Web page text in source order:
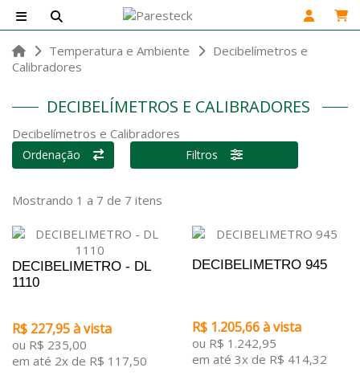
Temperatura e Ambiente
Decibelímetros e
Calibradores
DECIBELÍMETROS E CALIBRADORES
Decibelímetros e Calibradores
Ordenação Filtros
Mostrando 1 a 7 de 7 itens
DECIBELIMETRO - DL
1110
R$ 227,95 à vista
ou R$ 235,00
em até 2x de R$ 117,50
DECIBELIMETRO 945
R$ 1.205,66 à vista
ou R$ 1.242,95
em até 3x de R$ 414,32